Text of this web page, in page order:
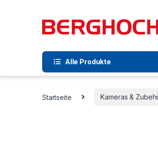
Alle Produkte
Startseite Kameras &